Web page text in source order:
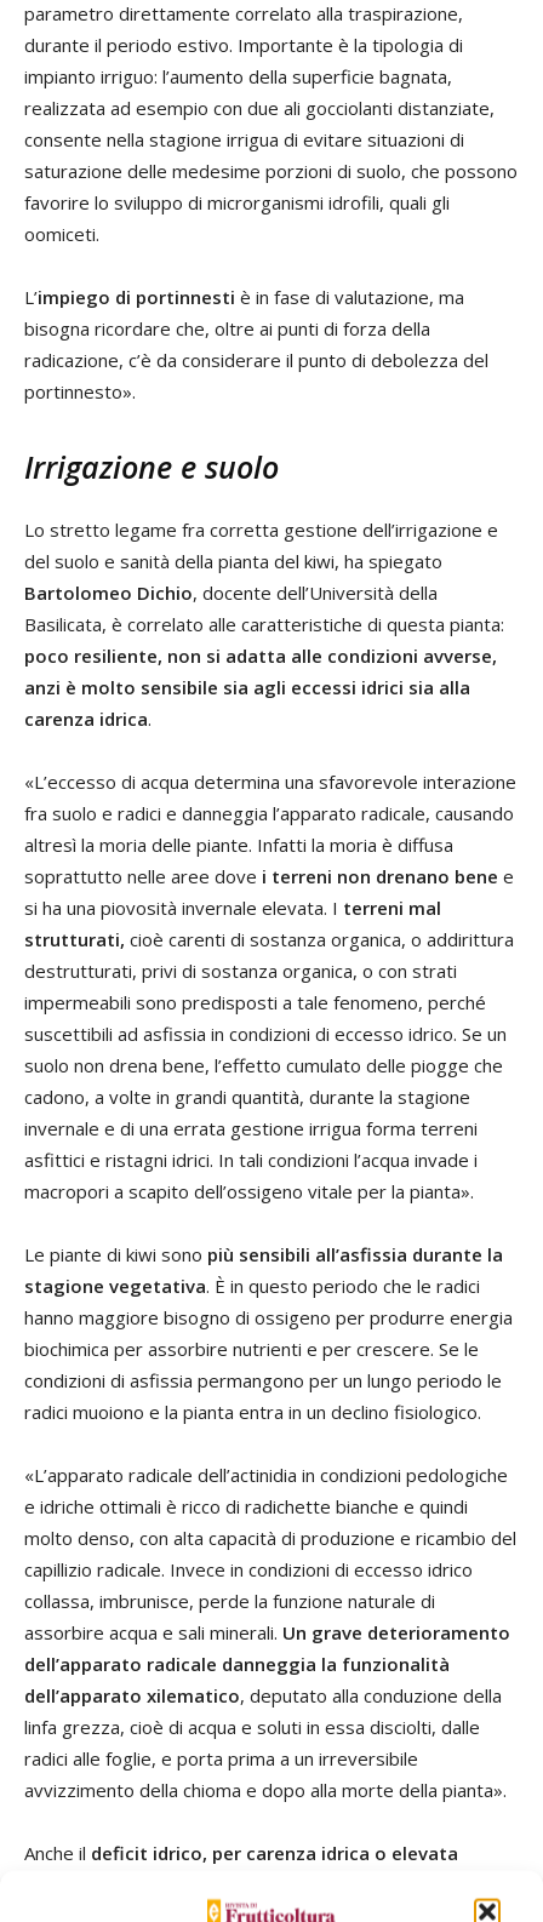
parametro direttamente correlato alla traspirazione,
durante il periodo estivo. Importante è la tipologia di
impianto irriguo: l’aumento della superficie bagnata,
realizzata ad esempio con due ali gocciolanti distanziate,
consente nella stagione irrigua di evitare situazioni di
saturazione delle medesime porzioni di suolo, che possono
favorire lo sviluppo di microrganismi idrofili, quali gli
oomiceti.
L’impiego di portinnesti è in fase di valutazione, ma
bisogna ricordare che, oltre ai punti di forza della
radicazione, c’è da considerare il punto di debolezza del
portinnesto».
Irrigazione e suolo
Lo stretto legame fra corretta gestione dell’irrigazione e
del suolo e sanità della pianta del kiwi, ha spiegato
Bartolomeo Dichio, docente dell’Università della
Basilicata, è correlato alle caratteristiche di questa pianta:
poco resiliente, non si adatta alle condizioni avverse,
anzi è molto sensibile sia agli eccessi idrici sia alla
carenza idrica.
«L’eccesso di acqua determina una sfavorevole interazione
fra suolo e radici e danneggia l’apparato radicale, causando
altresì la moria delle piante. Infatti la moria è diffusa
soprattutto nelle aree dove i terreni non drenano bene e
si ha una piovosità invernale elevata. I terreni mal
strutturati, cioè carenti di sostanza organica, o addirittura
destrutturati, privi di sostanza organica, o con strati
impermeabili sono predisposti a tale fenomeno, perché
suscettibili ad asfissia in condizioni di eccesso idrico. Se un
suolo non drena bene, l’effetto cumulato delle piogge che
cadono, a volte in grandi quantità, durante la stagione
invernale e di una errata gestione irrigua forma terreni
asfittici e ristagni idrici. In tali condizioni l’acqua invade i
macropori a scapito dell’ossigeno vitale per la pianta».
Le piante di kiwi sono più sensibili all’asfissia durante la
stagione vegetativa. È in questo periodo che le radici
hanno maggiore bisogno di ossigeno per produrre energia
biochimica per assorbire nutrienti e per crescere. Se le
condizioni di asfissia permangono per un lungo periodo le
radici muoiono e la pianta entra in un declino fisiologico.
«L’apparato radicale dell’actinidia in condizioni pedologiche
e idriche ottimali è ricco di radichette bianche e quindi
molto denso, con alta capacità di produzione e ricambio del
capillizio radicale. Invece in condizioni di eccesso idrico
collassa, imbrunisce, perde la funzione naturale di
assorbire acqua e sali minerali. Un grave deterioramento
dell’apparato radicale danneggia la funzionalità
dell’apparato xilematico, deputato alla conduzione della
linfa grezza, cioè di acqua e soluti in essa disciolti, dalle
radici alle foglie, e porta prima a un irreversibile
avvizzimento della chioma e dopo alla morte della pianta».
Anche il deficit idrico, per carenza idrica o elevata
coltura del kiwi, perché può portare al disseccamento